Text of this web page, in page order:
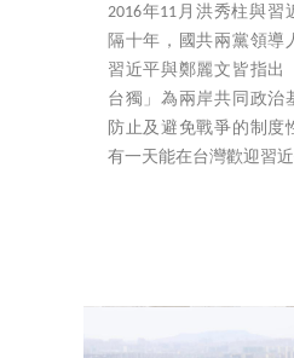
2016年11月洪秀柱與習
隔十年，國共兩黨領導
習近平與鄭麗文皆指出
台獨」為兩岸共同政治
防止及避免戰爭的制度
有一天能在台灣歡迎習近